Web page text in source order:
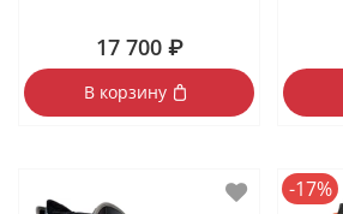
17 700 ₽
В корзину
-17%